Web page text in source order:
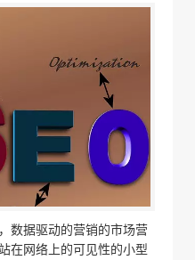
数据驱动的营销的市场营
在网络上的可见性的小型